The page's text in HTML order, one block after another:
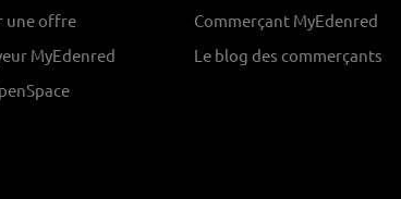
une offre
MyEdenred
Commerçant MyEdenred
Le blog des commerçants